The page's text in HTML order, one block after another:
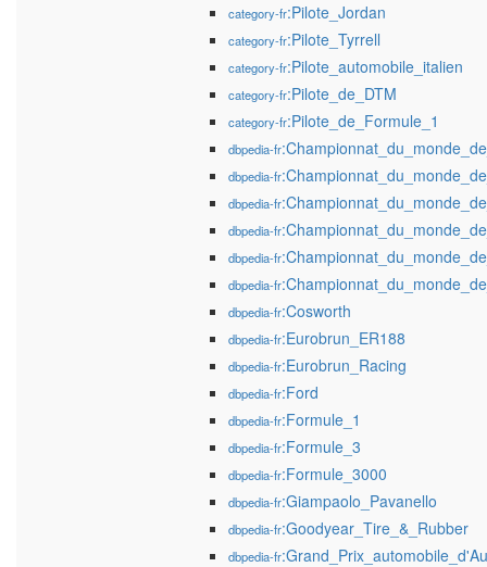
category-fr:Pilote_Jordan
category-fr:Pilote_Tyrrell
category-fr:Pilote_automobile_italien
category-fr:Pilote_de_DTM
category-fr:Pilote_de_Formule_1
dbpedia-fr
dbpedia-fr
dbpedia-fr
dbpedia-fr
dbpedia-fr
dbpedia-fr
dbpedia-fr:Cosworth
dbpedia-fr:Eurobrun_ER188
dbpedia-fr:Eurobrun_Racing
dbpedia-fr:Ford
dbpedia-fr:Formule_1
dbpedia-fr:Formule_3
dbpedia-fr:Formule_3000
dbpedia-fr:Giampaolo_Pavanello
dbpedia-fr:Goodyear_Tire_&_Rubber
dbpedia-fr